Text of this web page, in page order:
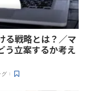
る戦略とは？／マ
う立案するか考え
グ